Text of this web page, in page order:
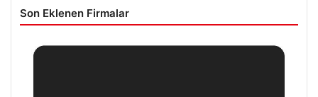
Son Eklenen Firmalar